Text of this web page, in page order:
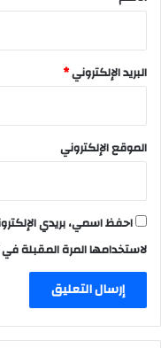
البريد الإلكتروني*
الموقع الإلكتروني
احفظ اسمي، بريدي
لاستخدامها المرة المقبلة